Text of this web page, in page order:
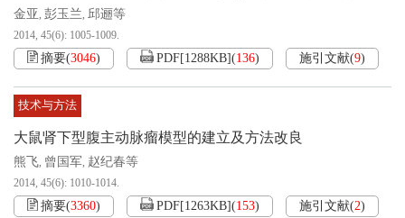
金亚, 彭玉兰, 邱逦等
2014, 45(6): 1005-1009.
摘要(3046) PDF[1288KB](136) 施引文献(9)
技术与方法
大鼠肾下型腹主动脉瘤模型的建立及方法改良
熊飞, 曾国军, 赵纪春等
2014, 45(6): 1010-1014.
摘要(3360) PDF[1263KB](153) 施引文献(2)